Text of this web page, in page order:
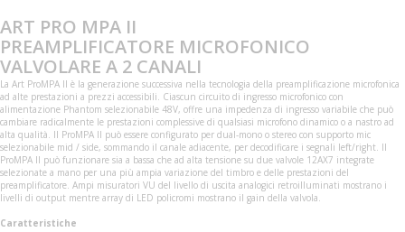
ART PRO MPA II
PREAMPLIFICATORE MICROFONICO
VALVOLARE A 2 CANALI
La Art ProMPA II è la generazione successiva nella tecnologia della preamplificazione microfonica
ad alte prestazioni a prezzi accessibili. Ciascun circuito di ingresso microfonico con
alimentazione Phantom selezionabile 48V, offre una impedenza di ingresso variabile che può
cambiare radicalmente le prestazioni complessive di qualsiasi microfono dinamico o a nastro ad
alta qualità. Il ProMPA II può essere configurato per dual-mono o stereo con supporto mic
selezionabile mid / side, sommando il canale adiacente, per decodificare i segnali left/right. Il
ProMPA II può funzionare sia a bassa che ad alta tensione su due valvole 12AX7 integrate
selezionate a mano per una più ampia variazione del timbro e delle prestazioni del
preamplificatore. Ampi misuratori VU del livello di uscita analogici retroilluminati mostrano i
livelli di output mentre array di LED policromi mostrano il gain della valvola.
Caratteristiche